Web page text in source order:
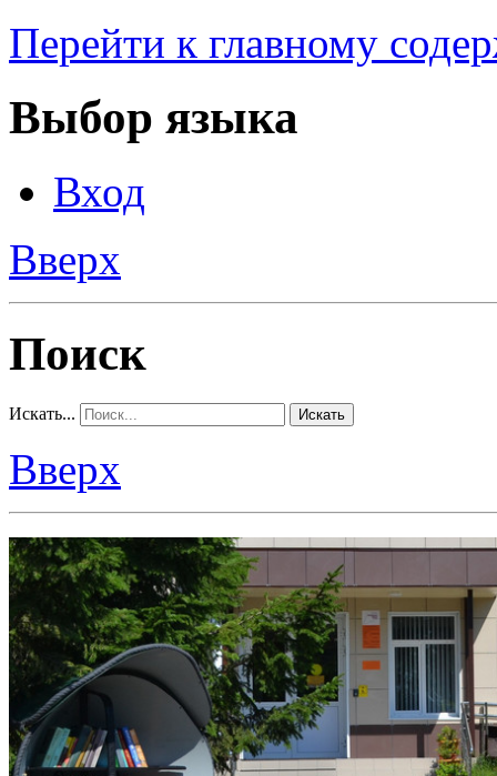
Перейти к главному
Выбор языка
Вход
Вверх
Поиск
Искать... Искать
Вверх